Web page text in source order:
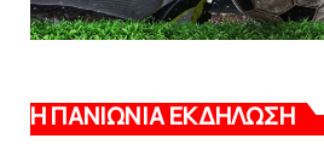
Η ΠΑΝΙΩΝΙΑ ΕΚΔΗΛΩΣΗ